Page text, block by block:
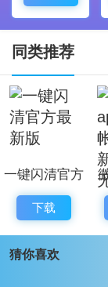
有！千万别下载
骗钱的 根本没有
直接举报这个软
问就是后悔没
骗钱软件，根本
骗子软件，上
骗子软件！！
了！！！千万
你们就不要喷了
同类推荐
一键闪清官方
最新版
下载
猜你喜欢